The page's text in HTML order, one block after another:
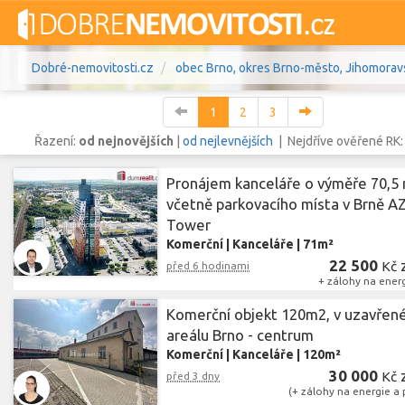
Dobré-nemovitosti.cz obec Brno, okres Brno-město,
Vše Byty Domy Pozemky
Lokalita obec Brno, okres Brno-město,
Lokalita
1 2
3
Řazení: od nejnovějších od nejlevnějších | Nejdříve ověřené RK:
Pronájem kanceláře o výměře 70,5
včetně parkovacího místa v Brně AZ
Tower
Komerční Kanceláře 71m²
před 6 hodinami 22 500 Kč
+ zálohy na
Komerční objekt 120m2, v
areálu Brno - centrum
Komerční Kanceláře 120m²
před 3 dny 30 000 Kč
(+ zálohy na energie a